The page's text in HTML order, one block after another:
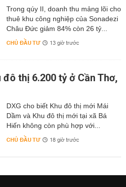
Trong qúy II, doanh thu mảng lõi cho
thuê khu công nghiệp của Sonadezi
Châu Đức giảm 84% còn 26 tỷ...
CHỦ ĐẦU TƯ 13 giờ trước
thị 6.200 tỷ ở Cần Thơ,
DXG cho biết Khu đô thị mới Mái
Dầm và Khu đô thị mới tại xã Bá
Hiến không còn phù hợp với...
CHỦ ĐẦU TƯ 18 giờ trước